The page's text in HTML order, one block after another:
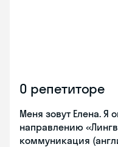
О репетиторе
Меня зовут Елена. Я
направлению
коммуникация